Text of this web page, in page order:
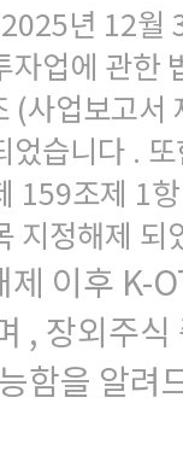
2025년 12월
자업에 관한
(사업보고서
었습니다 .
159조제 1
지정해제
제 이후 K-
, 장외주식
함을 알려